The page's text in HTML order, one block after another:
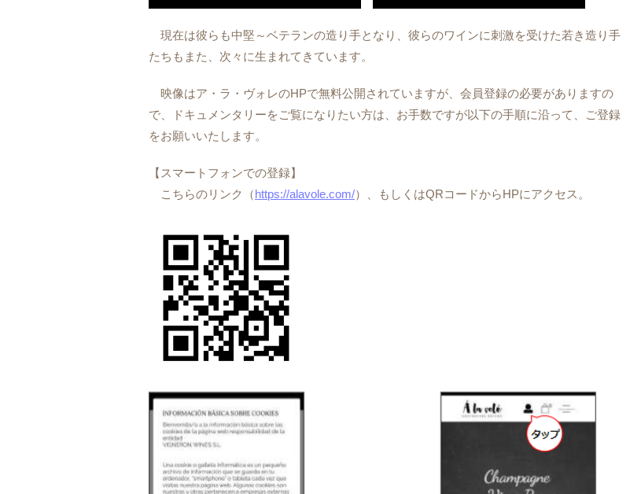
現在は彼らも中堅～ベテランの造り手となり、彼らのワインに刺激を受けた若き造り手
たちもまた、次々に生まれてきています。
映像はア・ラ・ヴォレのHPで無料公開されていますが、会員登録の必要がありますの
で、ドキュメンタリーをご覧になりたい方は、お手数ですが以下の手順に沿って、ご登録
をお願いいたします。
【スマートフォンでの登録】
こちらのリンク（https://alavole.com/）、もしくはQRコードからHPにアクセス。